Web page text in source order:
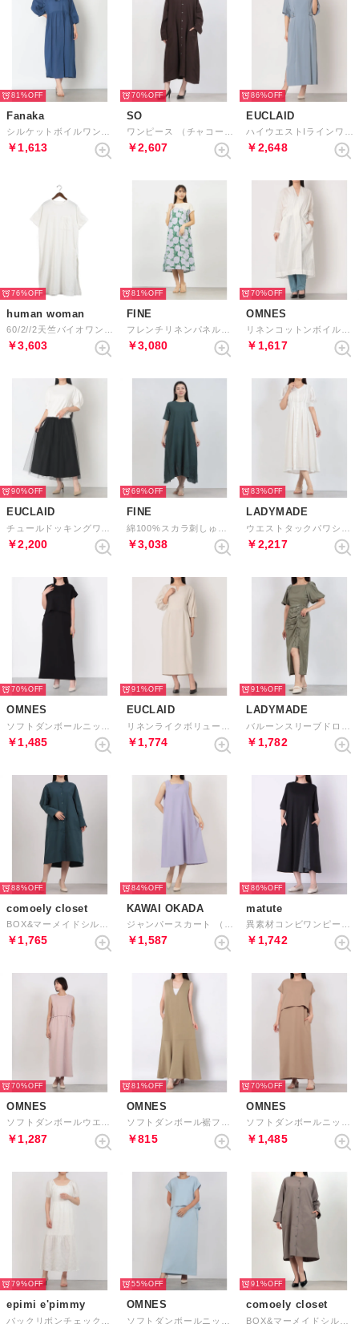
81%
Fanaka
￥1,613
70%
SO
￥2,607
86%
EUCLAID
￥2,648
76%
human woman
￥3,603
81%
FINE
￥3,080
70%
OMNES
￥1,617
90%
EUCLAID
￥2,200
69%
FINE
￥3,038
83%
LADYMADE
￥2,217
70%
OMNES
￥1,485
91%
EUCLAID
￥1,774
91%
LADYMADE
￥1,782
88%
comoely closet
￥1,765
84%
KAWAI OKADA
￥1,587
86%
matute
￥1,742
70%
OMNES
ソフトダンボールウエストドローコードワンピース （ピンク）
￥1,287
81%
OMNES
ソフトダンボール裾フレアVネックワンピース （オリーブ）
￥815
70%
OMNES
ソフトダンボールニットフレンチスリーブプルオーバーVネックジャンスカセット （ベージュ）
￥1,485
79%
epimi e'pimmy
55%
OMNES
91%
comoely closet